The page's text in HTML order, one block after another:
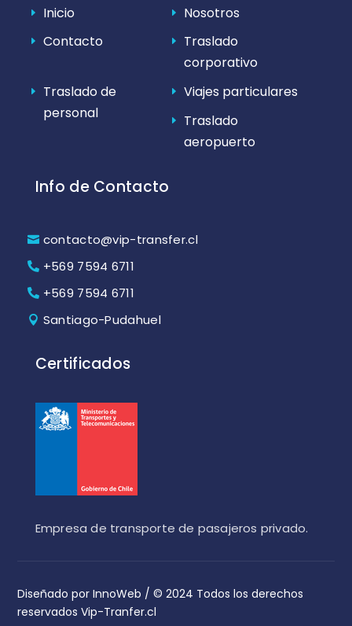
Inicio
Nosotros
Contacto
Traslado
corporativo
Traslado de
personal
Viajes particulares
Traslado
aeropuerto
Info de Contacto
contacto@vip-transfer.cl
+569 7594 6711
+569 7594 6711
Santiago-Pudahuel
Certificados
Empresa de transporte de pasajeros privado.
Diseñado por InnoWeb / © 2024 Todos los derechos
reservados Vip-Tranfer.cl